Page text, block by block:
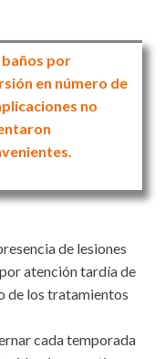
baños por
en número de
no
de lesiones
atención tardía de
de los tratamientos
cada temporada